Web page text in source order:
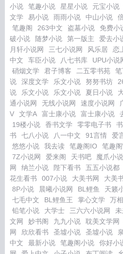
小说
笔趣小说 星星小说 元宝小说
文学
易小说 雨雨小说 中山小说
笔趣阁
263中文 盗墓小说 免费小
破小说
随梦小说 第一版主 爱去小
月轩小说网
三七小说网 风乐居 恋
中文
车臣小说 八七书库 UPU小说
硝烟文学
君子博客 二五零书苑
说
深度文学 乐文小说 努努书坊
说
乐文小说 乐文小说 夏日小说
通小说网
无线小说网 速度小说网
V
文学A 富士康小说 富士康小说
19楼小说
香书文学 零零电子书
书
七八小说 八一中文 91言情 爱
悠悠小说
我去读 笔趣阁IO 笔趣
7Z小说网
爱来阁 天书吧 魔爪小
网
纳兰小说 陛下看书 五五小说都
花生看书
007小说 大美书网 大美
8P小说
晨曦小说网 BL鲤鱼 天籁
七毛中文
BL鲤鱼王 掌心文学 万
铅笔小说
大学士 三六六小说网
文网
妙书阁 九九小说 耽美文学网
网
欣欣看书 圣墟小说 圣墟小说
中文
最新小说 笔趣阁小说 你好小